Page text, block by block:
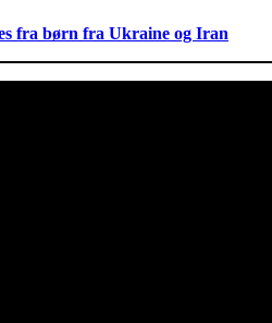
fra børn fra Ukraine og Iran